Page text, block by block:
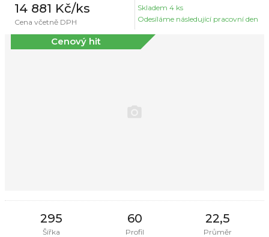
14 881 Kč/ks
Cena včetně DPH
Skladem 4 ks
Odesíláme následující pracovní den
Cenový hit
295
Šířka
60
Profil
22,5
Průměr